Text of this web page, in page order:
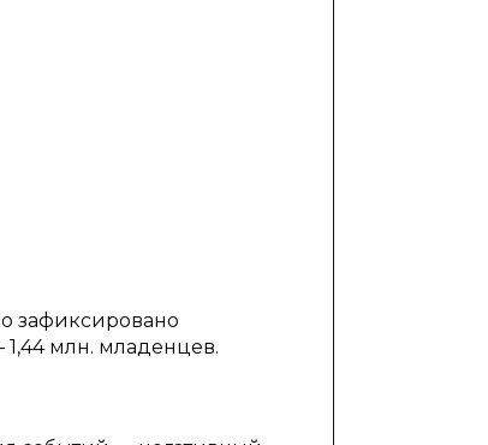
зафиксировано
млн. младенцев.